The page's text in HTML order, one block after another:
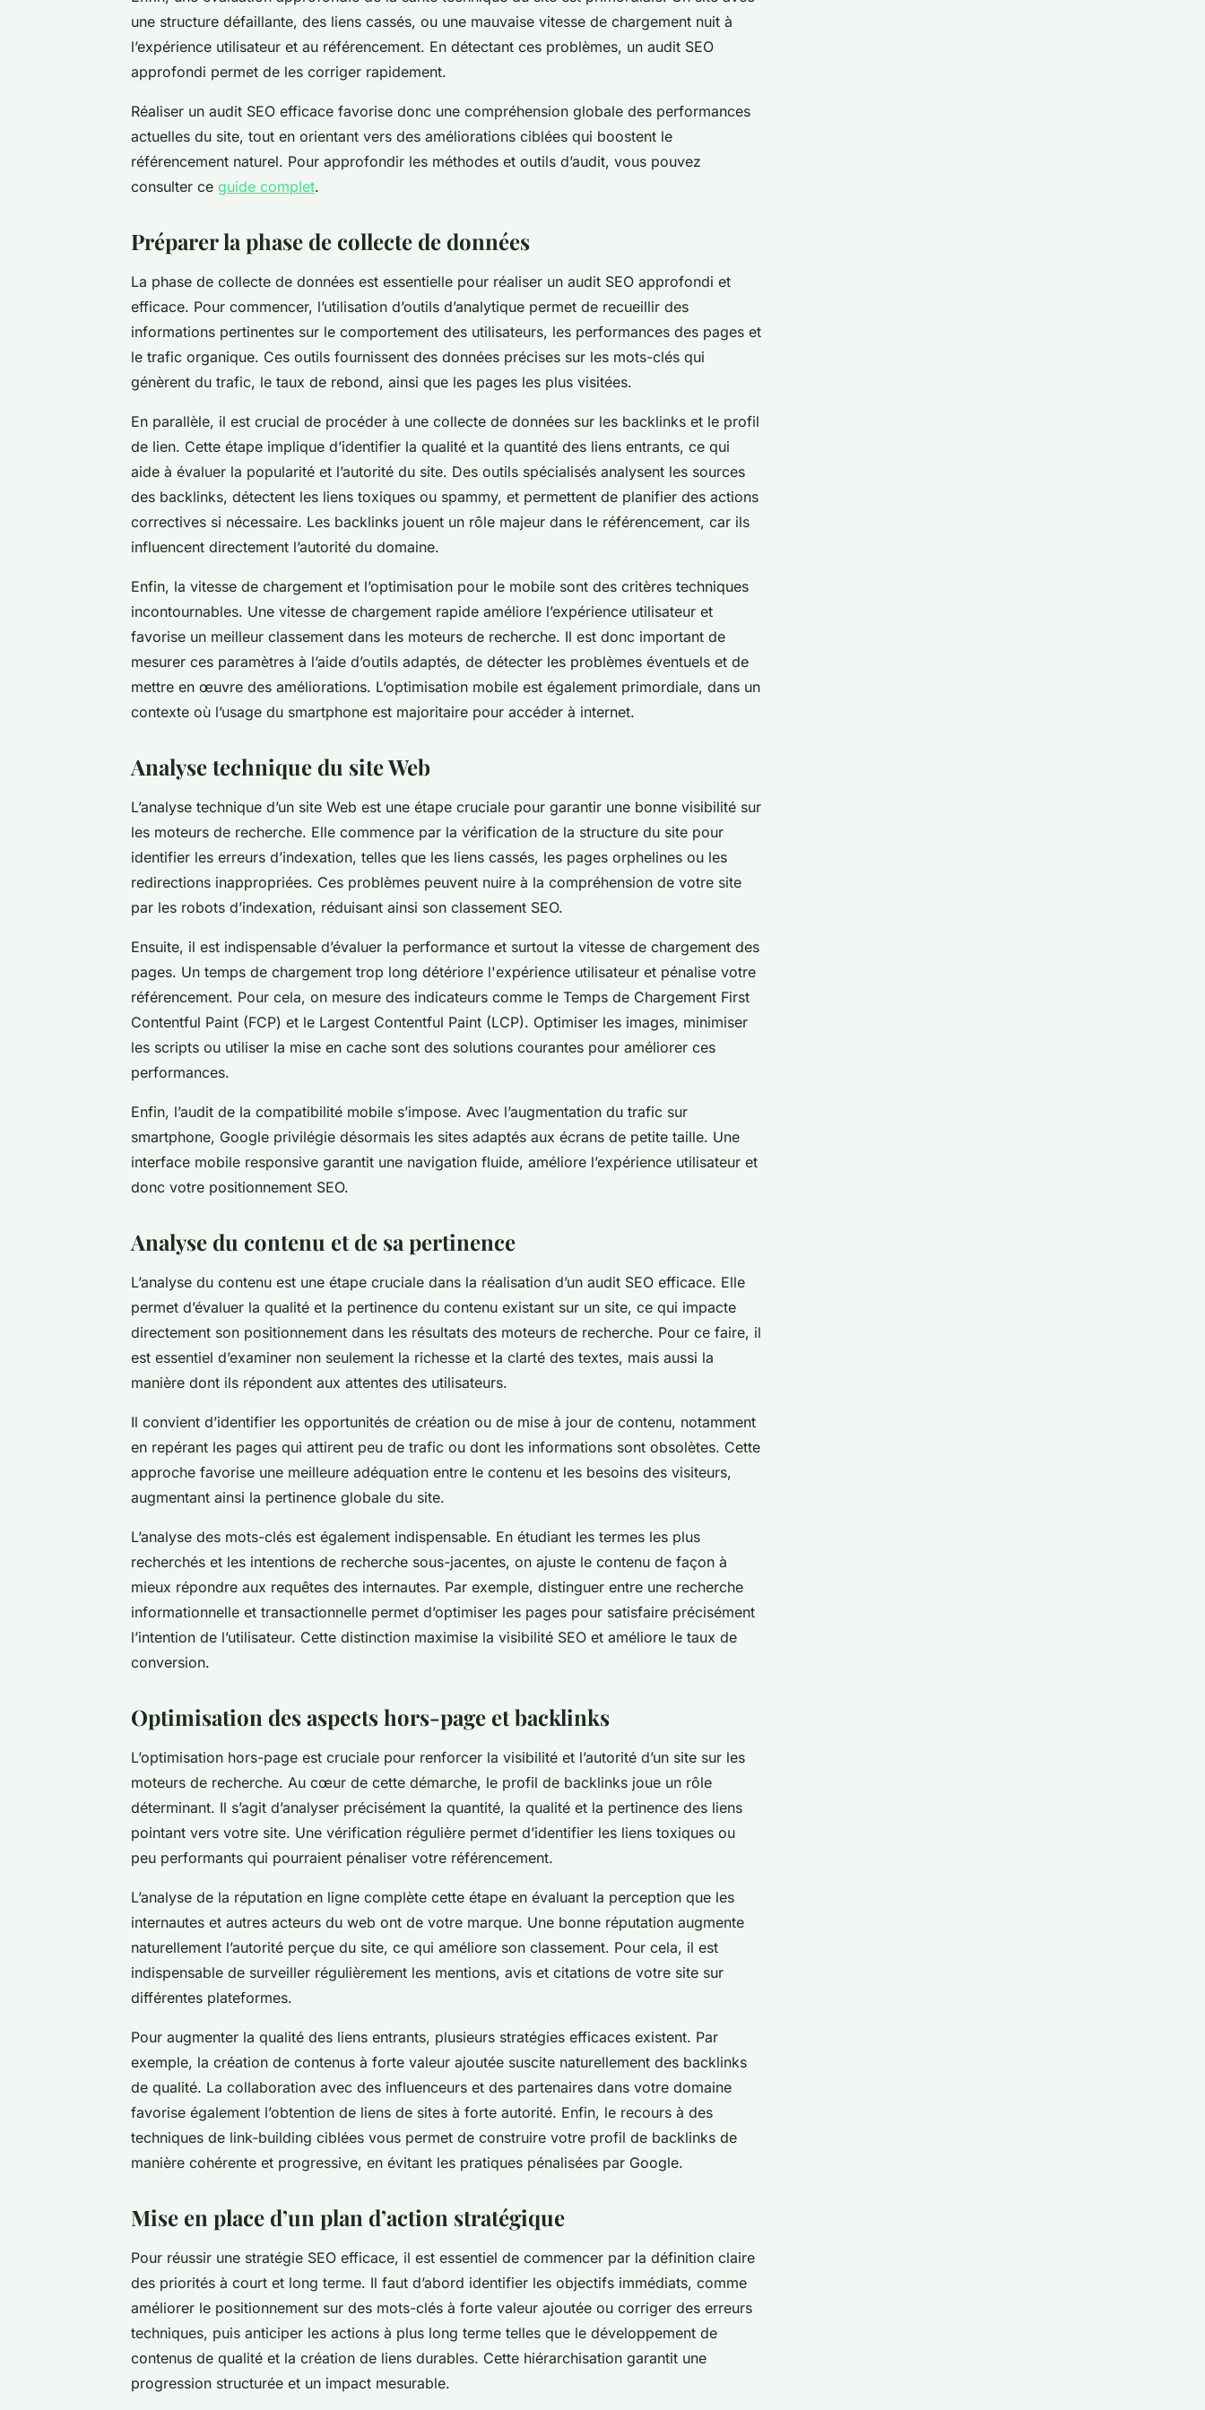
une structure défaillante, des liens cassés, ou une mauvaise vitesse de chargement nuit à
l’expérience utilisateur et au référencement. En détectant ces problèmes, un audit SEO
approfondi permet de les corriger rapidement.
Réaliser un audit SEO efficace favorise donc une compréhension globale des performances
actuelles du site, tout en orientant vers des améliorations ciblées qui boostent le
référencement naturel. Pour approfondir les méthodes et outils d’audit, vous pouvez
consulter ce guide complet.
Préparer la phase de collecte de données
La phase de collecte de données est essentielle pour réaliser un audit SEO approfondi et
efficace. Pour commencer, l’utilisation d’outils d’analytique permet de recueillir des
informations pertinentes sur le comportement des utilisateurs, les performances des pages et
le trafic organique. Ces outils fournissent des données précises sur les mots-clés qui
génèrent du trafic, le taux de rebond, ainsi que les pages les plus visitées.
En parallèle, il est crucial de procéder à une collecte de données sur les backlinks et le profil
de lien. Cette étape implique d’identifier la qualité et la quantité des liens entrants, ce qui
aide à évaluer la popularité et l’autorité du site. Des outils spécialisés analysent les sources
des backlinks, détectent les liens toxiques ou spammy, et permettent de planifier des actions
correctives si nécessaire. Les backlinks jouent un rôle majeur dans le référencement, car ils
influencent directement l’autorité du domaine.
Enfin, la vitesse de chargement et l’optimisation pour le mobile sont des critères techniques
incontournables. Une vitesse de chargement rapide améliore l’expérience utilisateur et
favorise un meilleur classement dans les moteurs de recherche. Il est donc important de
mesurer ces paramètres à l’aide d’outils adaptés, de détecter les problèmes éventuels et de
mettre en œuvre des améliorations. L’optimisation mobile est également primordiale, dans un
contexte où l’usage du smartphone est majoritaire pour accéder à internet.
Analyse technique du site Web
L’analyse technique d’un site Web est une étape cruciale pour garantir une bonne visibilité sur
les moteurs de recherche. Elle commence par la vérification de la structure du site pour
identifier les erreurs d’indexation, telles que les liens cassés, les pages orphelines ou les
redirections inappropriées. Ces problèmes peuvent nuire à la compréhension de votre site
par les robots d’indexation, réduisant ainsi son classement SEO.
Ensuite, il est indispensable d’évaluer la performance et surtout la vitesse de chargement des
pages. Un temps de chargement trop long détériore l'expérience utilisateur et pénalise votre
référencement. Pour cela, on mesure des indicateurs comme le Temps de Chargement First
Contentful Paint (FCP) et le Largest Contentful Paint (LCP). Optimiser les images, minimiser
les scripts ou utiliser la mise en cache sont des solutions courantes pour améliorer ces
performances.
Enfin, l’audit de la compatibilité mobile s’impose. Avec l’augmentation du trafic sur
smartphone, Google privilégie désormais les sites adaptés aux écrans de petite taille. Une
interface mobile responsive garantit une navigation fluide, améliore l’expérience utilisateur et
donc votre positionnement SEO.
Analyse du contenu et de sa pertinence
L’analyse du contenu est une étape cruciale dans la réalisation d’un audit SEO efficace. Elle
permet d’évaluer la qualité et la pertinence du contenu existant sur un site, ce qui impacte
directement son positionnement dans les résultats des moteurs de recherche. Pour ce faire, il
est essentiel d’examiner non seulement la richesse et la clarté des textes, mais aussi la
manière dont ils répondent aux attentes des utilisateurs.
Il convient d’identifier les opportunités de création ou de mise à jour de contenu, notamment
en repérant les pages qui attirent peu de trafic ou dont les informations sont obsolètes. Cette
approche favorise une meilleure adéquation entre le contenu et les besoins des visiteurs,
augmentant ainsi la pertinence globale du site.
L’analyse des mots-clés est également indispensable. En étudiant les termes les plus
recherchés et les intentions de recherche sous-jacentes, on ajuste le contenu de façon à
mieux répondre aux requêtes des internautes. Par exemple, distinguer entre une recherche
informationnelle et transactionnelle permet d’optimiser les pages pour satisfaire précisément
l’intention de l’utilisateur. Cette distinction maximise la visibilité SEO et améliore le taux de
conversion.
Optimisation des aspects hors-page et backlinks
L’optimisation hors-page est cruciale pour renforcer la visibilité et l’autorité d’un site sur les
moteurs de recherche. Au cœur de cette démarche, le profil de backlinks joue un rôle
déterminant. Il s’agit d’analyser précisément la quantité, la qualité et la pertinence des liens
pointant vers votre site. Une vérification régulière permet d’identifier les liens toxiques ou
peu performants qui pourraient pénaliser votre référencement.
L’analyse de la réputation en ligne complète cette étape en évaluant la perception que les
internautes et autres acteurs du web ont de votre marque. Une bonne réputation augmente
naturellement l’autorité perçue du site, ce qui améliore son classement. Pour cela, il est
indispensable de surveiller régulièrement les mentions, avis et citations de votre site sur
différentes plateformes.
Pour augmenter la qualité des liens entrants, plusieurs stratégies efficaces existent. Par
exemple, la création de contenus à forte valeur ajoutée suscite naturellement des backlinks
de qualité. La collaboration avec des influenceurs et des partenaires dans votre domaine
favorise également l’obtention de liens de sites à forte autorité. Enfin, le recours à des
techniques de link-building ciblées vous permet de construire votre profil de backlinks de
manière cohérente et progressive, en évitant les pratiques pénalisées par Google.
Mise en place d’un plan d’action stratégique
Pour réussir une stratégie SEO efficace, il est essentiel de commencer par la définition claire
des priorités à court et long terme. Il faut d’abord identifier les objectifs immédiats, comme
améliorer le positionnement sur des mots-clés à forte valeur ajoutée ou corriger des erreurs
techniques, puis anticiper les actions à plus long terme telles que le développement de
contenus de qualité et la création de liens durables. Cette hiérarchisation garantit une
progression structurée et un impact mesurable.